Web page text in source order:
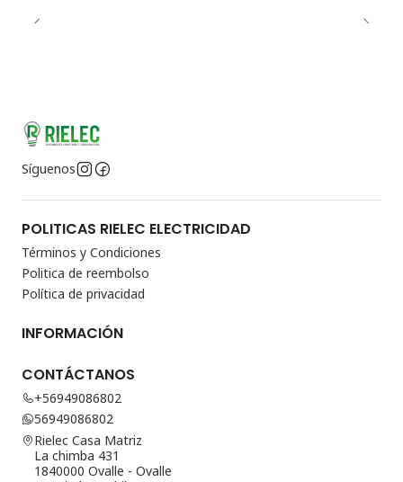
Síguenos
POLITICAS RIELEC ELECTRICIDAD
Términos y Condiciones
Politica de reembolso
Política de privacidad
INFORMACIÓN
CONTÁCTANOS
+56949086802
56949086802
Rielec Casa Matriz
La chimba 431
1840000 Ovalle - Ovalle